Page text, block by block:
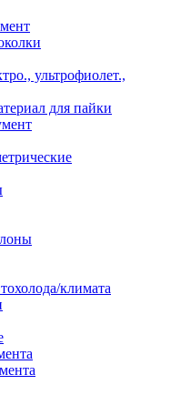
ультрофиолет.,
для пайки
климата